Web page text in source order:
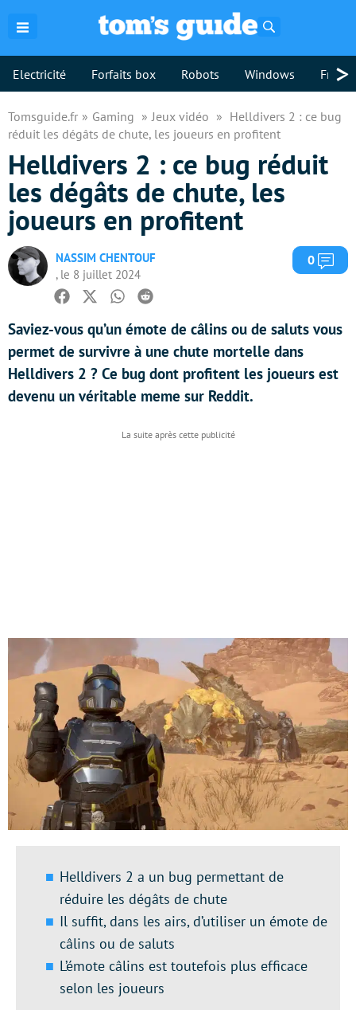
Electricité Forfaits box Robots Windows >
Tomsguide.fr Gaming Jeux vidéo
Helldivers 2 : ce bug
réduit les dégâts de chute, les joueurs en profitent
Helldivers 2 : ce bug réduit
les dégâts de chute, les
joueurs en profitent
NASSIM CHENTOUF
, le 8 juillet 2024
0
Facebook
TwitterWhatsapp
Reddit
Saviez-vous qu’un émote de câlins ou de saluts vous
permet de survivre à une chute mortelle dans
Helldivers 2 ? Ce bug dont profitent les joueurs est
devenu un véritable meme sur Reddit.
Helldivers 2 a un bug permettant de
réduire les dégâts de chute
Il suffit, dans les airs, d’utiliser un émote de
câlins ou de saluts
L’émote câlins est toutefois plus efficace
selon les joueurs